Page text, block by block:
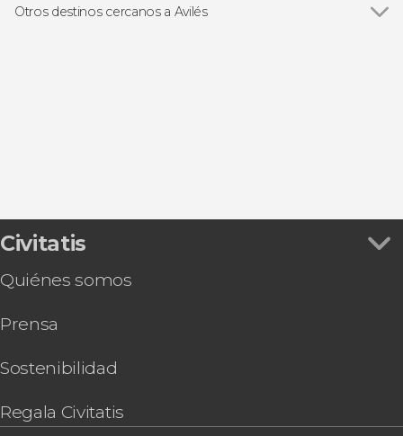
Otros destinos cercanos a Avilés
Civitatis
Quiénes somos
Prensa
Sostenibilidad
Regala Civitatis